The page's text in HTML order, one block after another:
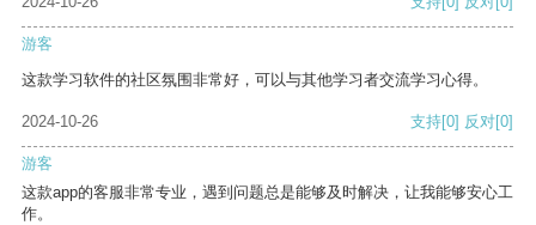
游客
这款学习软件的社区氛围非常好，可以与其他学习者交流学习心得。
2024-10-26 支持[0] 反对[0]
游客
这款app的客服非常专业，遇到问题总是能够及时解决，让我能够安心工
作。